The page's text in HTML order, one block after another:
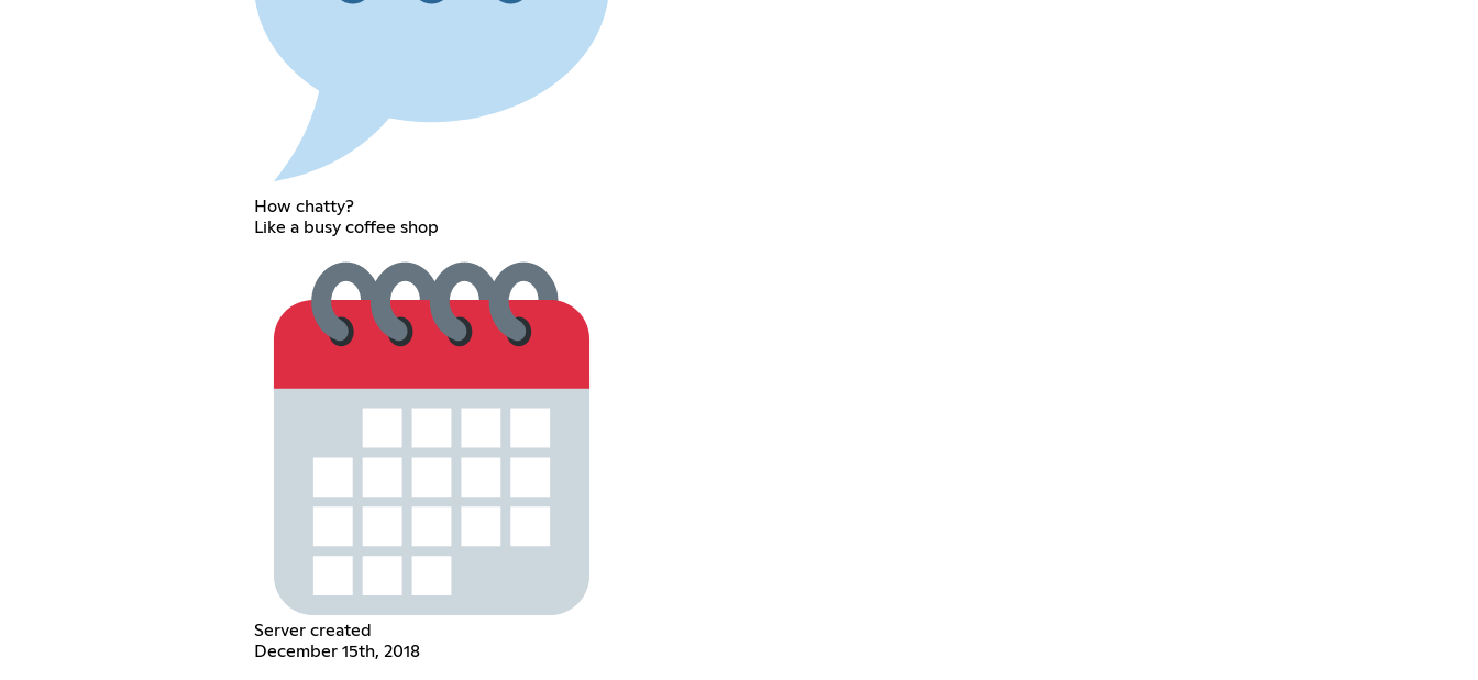
How chatty?
Like a busy coffee shop
Server created
December 15th, 2018